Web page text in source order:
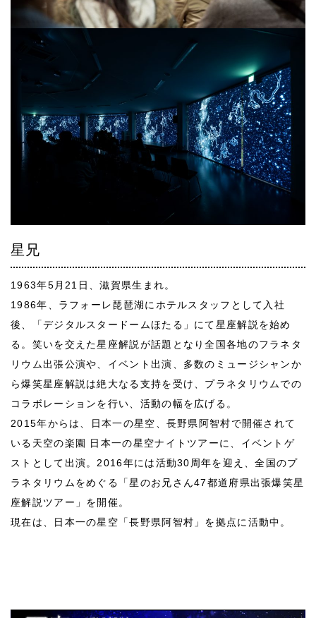
星兄
1963年5月21日、滋賀県生まれ。
1986年、ラフォーレ琵琶湖にホテルスタッフとして入社
後、「デジタルスタードームほたる」にて星座解説を始め
る。笑いを交えた星座解説が話題となり全国各地のフラネタ
リウム出張公演や、イベント出演、多数のミュージシャンか
ら爆笑星座解説は絶大なる支持を受け、プラネタリウムでの
コラボレーションを行い、活動の幅を広げる。
2015年からは、日本一の星空、長野県阿智村で開催されて
いる天空の楽園 日本一の星空ナイトツアーに、イベントゲ
ストとして出演。2016年には活動30周年を迎え、全国のプ
ラネタリウムをめぐる「星のお兄さん47都道府県出張爆笑星
座解説ツアー」を開催。
現在は、日本一の星空「長野県阿智村」を拠点に活動中。